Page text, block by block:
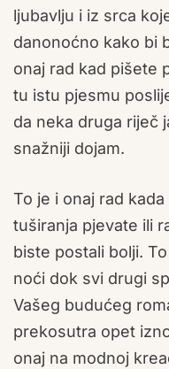
ljubavlju i iz srca
danonoćno kako bi
onaj rad kad pišete
tu istu pjesmu
da neka druga riječ
snažniji dojam.
To je i onaj rad
tuširanja pjevate ili
biste postali bolji.
noći dok svi drugi
Vašeg budućeg
prekosutra opet
onaj na modnoj